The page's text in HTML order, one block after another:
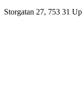
Storgatan 27, 753 31